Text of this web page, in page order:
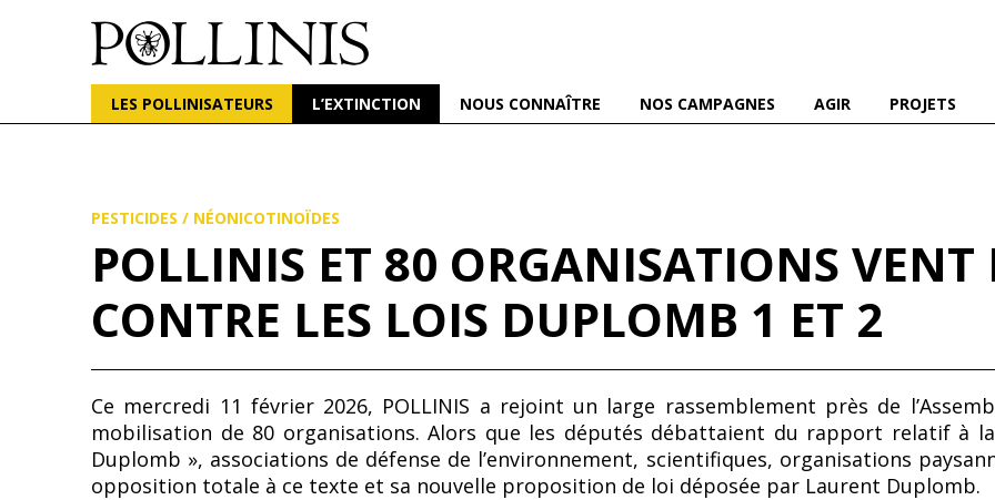
POLLINIS
LES POLLINISATEURS L’EXTINCTION NOUS CONNAÎTRE NOS CAMPAGNES AGIR PROJETS
PESTICIDES / NÉONICOTINOÏDES
POLLINIS ET 80 ORGANISATIONS VENT
CONTRE LES LOIS DUPLOMB 1 ET 2
Ce mercredi 11 février 2026, POLLINIS a rejoint un large rassemblement près de
mobilisation de 80 organisations. Alors que les députés débattaient du rapport relatif à
Duplomb », associations de défense de l’environnement, scientifiques, organisations
opposition totale à ce texte et sa nouvelle proposition de loi déposée par Laurent Duplomb.